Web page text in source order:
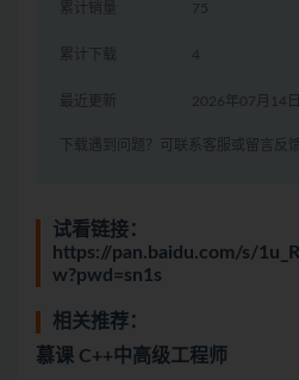
累计销量 75
累计下载
最近更新 2026年07月14日
下载遇到问题？可联系客服或留言反馈
试看链接：
https://pan.baidu.com/s/
w?pwd=sn1s
相关推荐：
慕课 C++中高级工程师